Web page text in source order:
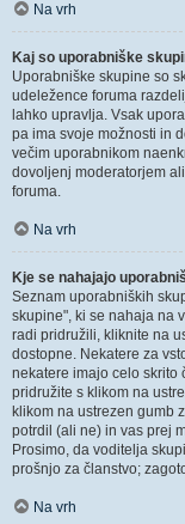
Na vrh
Kaj so uporabniške
Uporabniške skupine so
udeležence foruma
lahko upravlja. Vsak
pa ima svoje možnosti in
večim uporabnikom
dovoljenj moderatorjem
foruma.
Na vrh
Kje se nahajajo
Seznam uporabniških
skupine", ki se nahaja na
radi pridružili, kliknite na
dostopne. Nekatere za
nekatere imajo celo skrito
pridružite s klikom na
klikom na ustrezen gumb
potrdil (ali ne) in vas prej
Prosimo, da voditelja
prošnjo za članstvo;
Na vrh